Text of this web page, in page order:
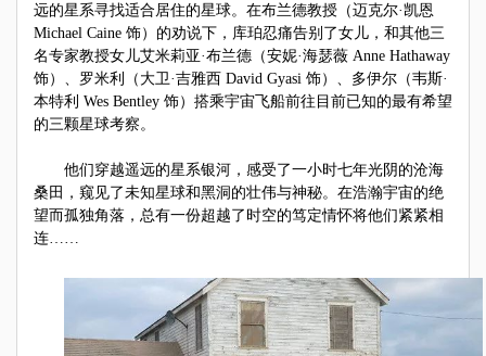
远的星系寻找适合居住的星球。在布兰德教授（迈克尔·凯恩
Michael Caine 饰）的劝说下，库珀忍痛告别了女儿，和其他三
名专家教授女儿艾米莉亚·布兰德（安妮·海瑟薇 Anne Hathaway
饰）、罗米利（大卫·吉雅西 David Gyasi 饰）、多伊尔（韦斯·
本特利 Wes Bentley 饰）搭乘宇宙飞船前往目前已知的最有希望
的三颗星球考察。
他们穿越遥远的星系银河，感受了一小时七年光阴的沧海
桑田，窥见了未知星球和黑洞的壮伟与神秘。在浩瀚宇宙的绝
望而孤独角落，总有一份超越了时空的笃定情怀将他们紧紧相
连……